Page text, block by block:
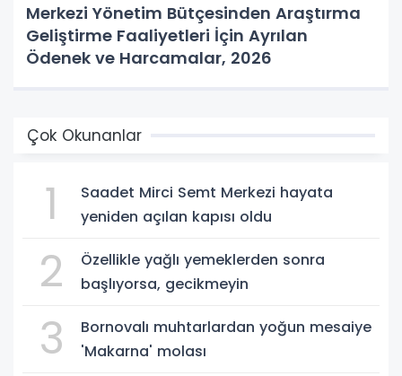
Merkezi Yönetim Bütçesinden Araştırma
Geliştirme Faaliyetleri İçin Ayrılan
Ödenek ve Harcamalar, 2026
Çok Okunanlar
1
Saadet Mirci Semt Merkezi hayata
yeniden açılan kapısı oldu
2
Özellikle yağlı yemeklerden sonra
başlıyorsa, gecikmeyin
3
Bornovalı muhtarlardan yoğun mesaiye
'Makarna' molası